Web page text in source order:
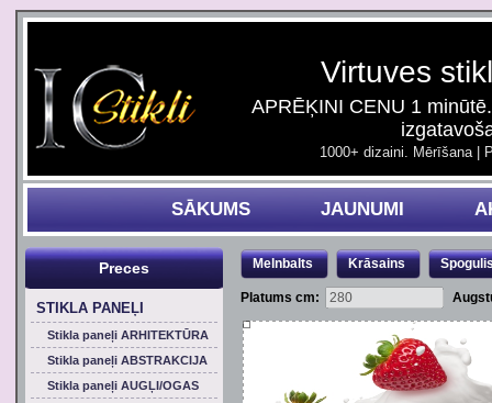
Virtuves
APRĒĶINI CENU 1
1000+ dizaini. Mērīšana |
SĀKUMS JAUNUMI
Melnbalts Krāsains
Platums cm:
Preces
STIKLA PANEĻI
Stikla paneļi ARHITEKTŪRA
Stikla paneļi ABSTRAKCIJA
Stikla paneļi AUGĻI/OGAS